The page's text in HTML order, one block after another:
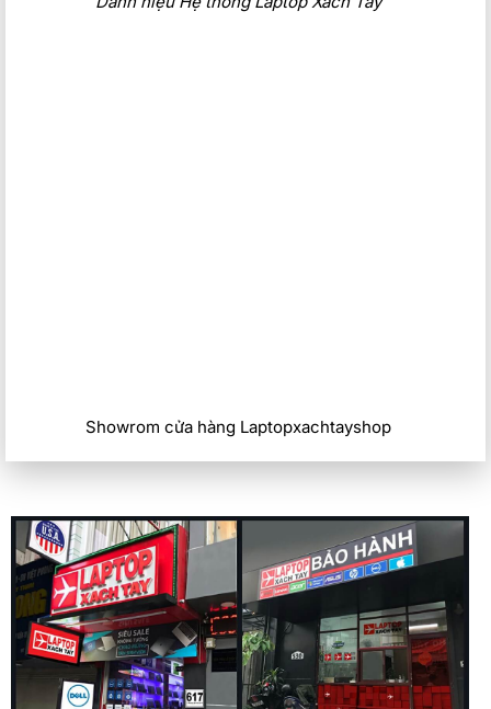
Laptop Dell Latitude 7450 Ultra 2024 sở hữu một thiết kế
Showrom cửa hàng Laptopxachtayshop